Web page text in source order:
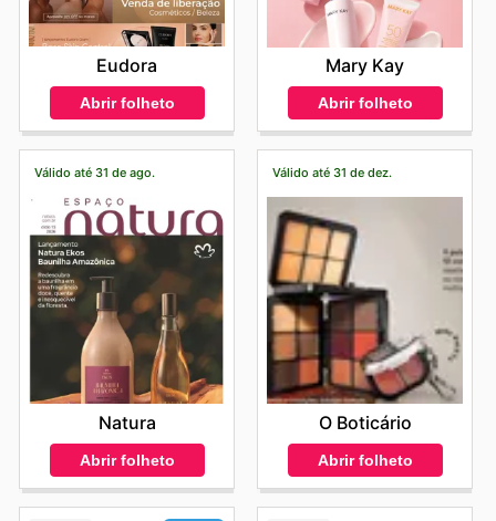
Eudora
Abrir folheto
Mary Kay
Abrir folheto
Válido até 31 de ago.
Natura
Abrir folheto
Válido até 31 de dez.
O Boticário
Abrir folheto